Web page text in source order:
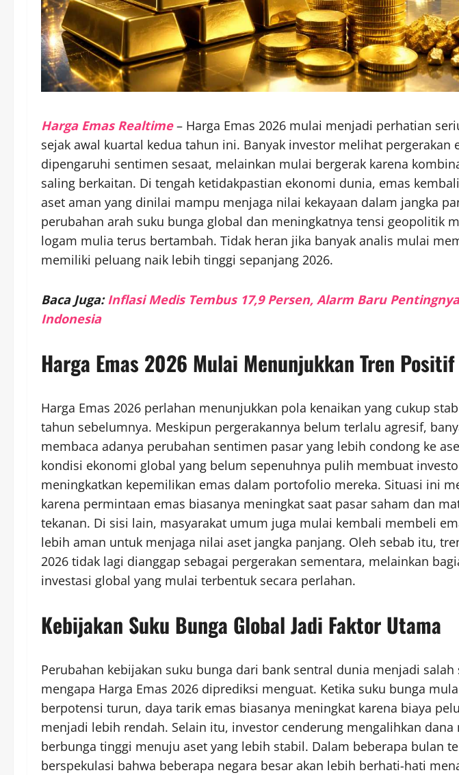
Harga Emas Realtime– Harga Emas 2026 mulai menjadi perhatian
sejak awal kuartal kedua tahun ini. Banyak investor melihat pergerakan
dipengaruhi sentimen sesaat, melainkan mulai bergerak karena
saling berkaitan. Di tengah ketidakpastian ekonomi dunia, emas
aset aman yang dinilai mampu menjaga nilai kekayaan dalam jangka
perubahan arah suku bunga global dan meningkatnya tensi geopolitik
logam mulia terus bertambah. Tidak heran jika banyak analis mulai
memiliki peluang naik lebih tinggi sepanjang 2026.
Baca Juga:Inflasi Medis Tembus 17,9 Persen, Alarm Baru
Indonesia
Harga Emas 2026 Mulai Menunjukkan Tren Positif
Harga Emas 2026 perlahan menunjukkan pola kenaikan yang cukup
tahun sebelumnya. Meskipun pergerakannya belum terlalu agresif,
membaca adanya perubahan sentimen pasar yang lebih condong ke
kondisi ekonomi global yang belum sepenuhnya pulih membuat
meningkatkan kepemilikan emas dalam portofolio mereka. Situasi ini
karena permintaan emas biasanya meningkat saat pasar saham dan
tekanan. Di sisi lain, masyarakat umum juga mulai kembali membeli
lebih aman untuk menjaga nilai aset jangka panjang. Oleh sebab itu,
2026 tidak lagi dianggap sebagai pergerakan sementara, melainkan
investasi global yang mulai terbentuk secara perlahan.
Kebijakan Suku Bunga Global Jadi Faktor Utama
Perubahan kebijakan suku bunga dari bank sentral dunia menjadi salah
mengapa Harga Emas 2026 diprediksi menguat. Ketika suku bunga
berpotensi turun, daya tarik emas biasanya meningkat karena biaya
menjadi lebih rendah. Selain itu, investor cenderung mengalihkan
berbunga tinggi menuju aset yang lebih stabil. Dalam beberapa bulan
berspekulasi bahwa beberapa negara besar akan lebih berhati-hati